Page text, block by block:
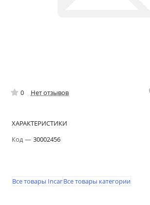
0 Нет отзывов
ХАРАКТЕРИСТИКИ
Код— 30002456
Все товары IncarВсе товары категории